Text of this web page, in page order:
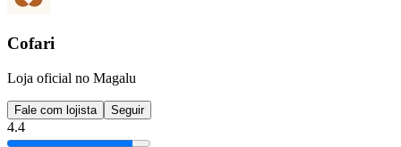
Cofari
Loja oficial no Magalu
Fale com lojista Seguir
4.4